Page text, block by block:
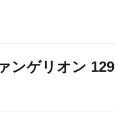
ンゲリオン 129